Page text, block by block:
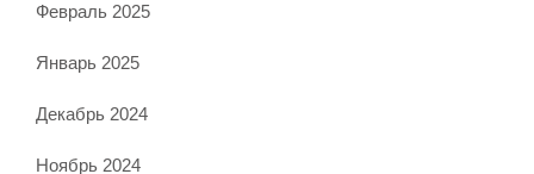
Февраль 2025
Январь 2025
Декабрь 2024
Ноябрь 2024